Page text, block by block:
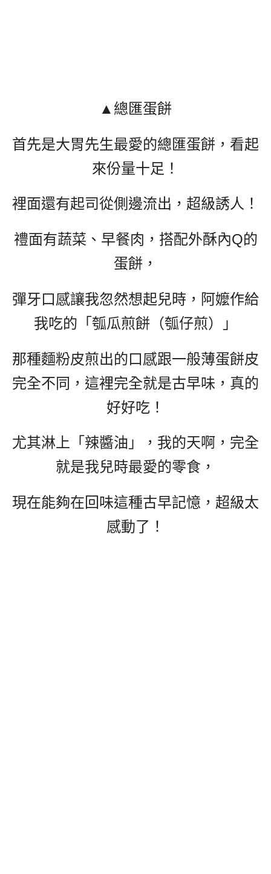
▲總匯蛋餅
首先是大胃先生最愛的總匯蛋餅，看起
來份量十足！
裡面還有起司從側邊流出，超級誘人！
禮面有蔬菜、早餐肉，搭配外酥內Q的
蛋餅，
彈牙口感讓我忽然想起兒時，阿嬤作給
我吃的「瓠瓜煎餅（瓠仔煎）」
那種麵粉皮煎出的口感跟一般薄蛋餅皮
完全不同，這裡完全就是古早味，真的
好好吃！
尤其淋上「辣醬油」，我的天啊，完全
就是我兒時最愛的零食，
現在能夠在回味這種古早記憶，超級太
感動了！